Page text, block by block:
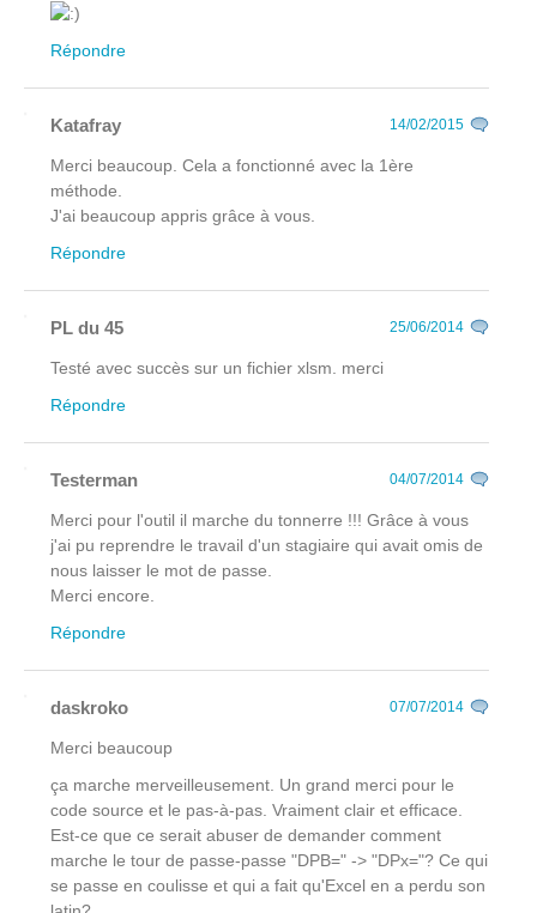
Répondre
Katafray 14/02/2015
Merci beaucoup. Cela a fonctionné avec la 1ère
méthode.
J'ai beaucoup appris grâce à vous.
Répondre
PL du 45 25/06/2014
Testé avec succès sur un fichier xlsm. merci
Répondre
Testerman 04/07/2014
Merci pour l'outil il marche du tonnerre !!! Grâce à vous
j'ai pu reprendre le travail d'un stagiaire qui avait omis de
nous laisser le mot de passe.
Merci encore.
Répondre
daskroko 07/07/2014
Merci beaucoup
ça marche merveilleusement. Un grand merci pour le
code source et le pas-à-pas. Vraiment clair et efficace.
Est-ce que ce serait abuser de demander comment
marche le tour de passe-passe "DPB=" -> "DPx="? Ce qui
se passe en coulisse et qui a fait qu'Excel en a perdu son